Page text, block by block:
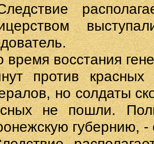
время восстания
против
но солдаты
не пошли.
губернию, -